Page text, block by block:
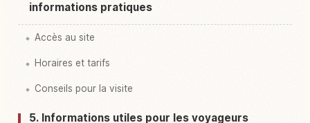
informations pratiques
Accès au site
Horaires et tarifs
Conseils pour la visite
5. Informations utiles pour les voyageurs